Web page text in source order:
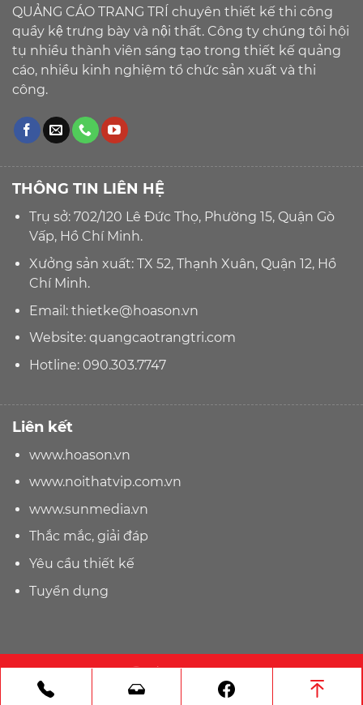
Gọi điện Nhắn tin Zalo Facebook
QUẢNG CÁO TRANG TRÍ chuyên thiết kế thi công
quầy kệ trưng bày và nội thất. Công ty chúng tôi hội
tụ nhiều thành viên sáng tạo trong thiết kế quảng
cáo, nhiều kinh nghiệm tổ chức sản xuất và thi
công.
THÔNG TIN LIÊN HỆ
Trụ sở: 702/120 Lê Đức Thọ, Phường 15, Quận Gò
Vấp, Hồ Chí Minh.
Xưởng sản xuất: TX 52, Thạnh Xuân, Quận 12, Hồ
Chí Minh.
Email: thietke@hoason.vn
Website:quangcaotrangtri.com
Hotline: 090.303.7747
Liên kết
www.hoason.vn
www.noithatvip.com.vn
www.sunmedia.vn
Thắc mắc, giải đáp
Yêu cầu thiết kế
Tuyển dụng
☎ Tel: 090.303.7747
Bản quyền 2026 © hoason.vn | Thiết kế web bởi Sun Media